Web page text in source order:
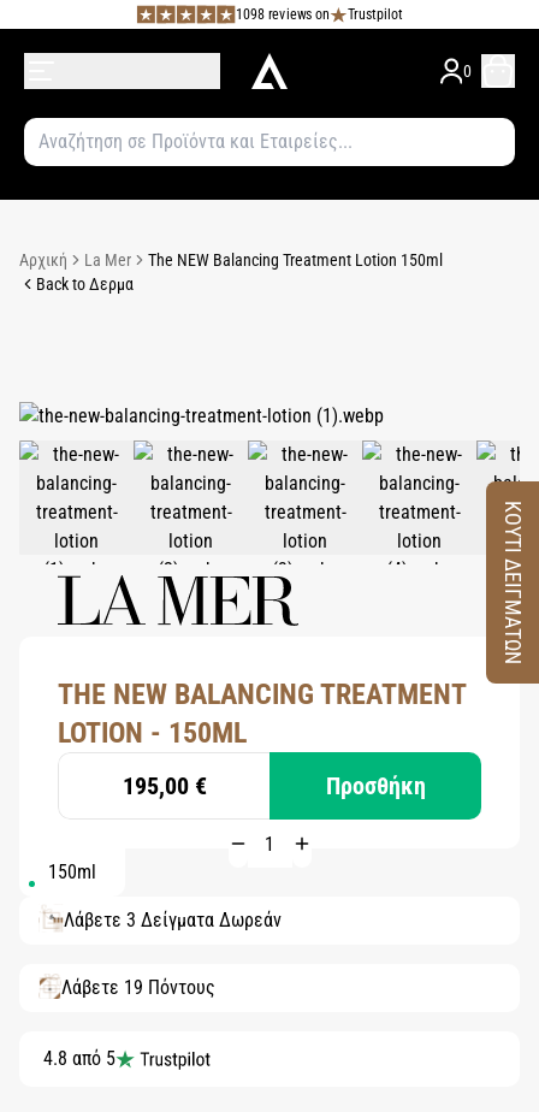
1098 reviews on Trustpilot
0
Αρχική La Mer
The NEW Balancing Treatment Lotion 150ml
Back to Δερμα
THE NEW BALANCING TREATMENT
LOTION - 150ML
195,00 € Προσθήκη
150ml
Λάβετε 3 Δείγματα Δωρεάν
Λάβετε 19 Πόντους
4.8 από 5
ΚΟΥΤΙ ΔΕΙΓΜΑΤΩΝ